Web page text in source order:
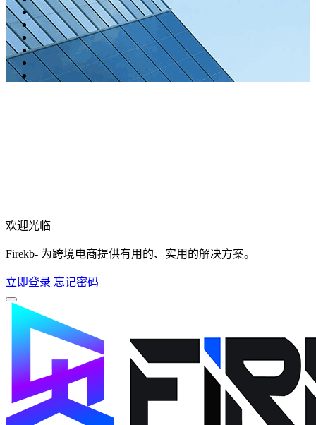
欢迎光临
Firekb- 为跨境电商提供有用的、实用的解决方案。
立即登录 忘记密码